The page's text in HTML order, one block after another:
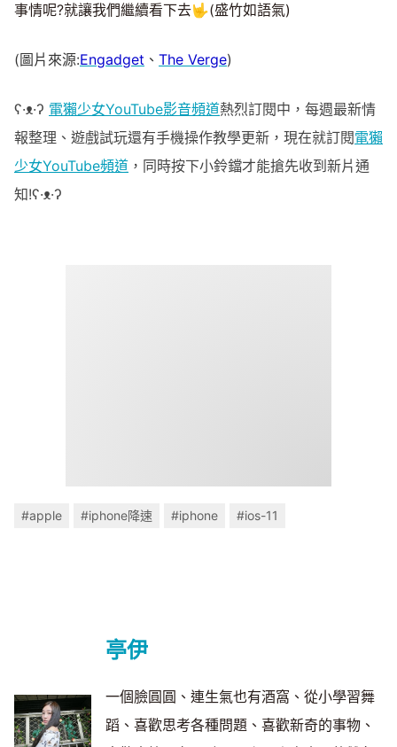
事情呢?就讓我們繼續看下去🤟(盛竹如語氣)
(圖片來源:Engadget 、 The Verge)
ʕ·ᴥ·ʔ 電獺少女YouTube影音頻道熱烈訂閱中，每週最新情
報整理、遊戲試玩還有手機操作教學更新，現在就訂閱電獺
少女YouTube頻道 ，同時按下小鈴鐺才能搶先收到新片通
知!ʕ·ᴥ·ʔ
#apple #iphone降速 #iphone #ios-11
亭伊
一個臉圓圓、連生氣也有酒窩、從小學習舞
蹈、喜歡思考各種問題、喜歡新奇的事物、